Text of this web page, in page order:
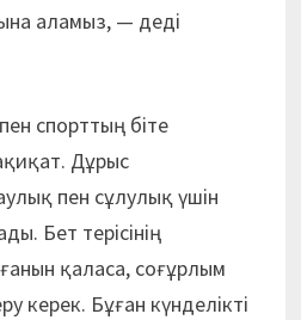
аламыз, — деді
спорттың біте
Дұрыс
пен сұлулық үшін
Бет терісінің
қаласа, соғұрлым
керек. Бұған күнделікті